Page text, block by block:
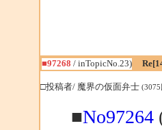
■97268 / inTopicNo.23)
□投稿者/ 魔界の仮面弁士 (3075
■No97264